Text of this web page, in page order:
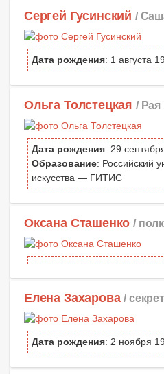
Сергей Гусинский /
Дата рождения: 1 августа
Ольга Толстецкая / Рая
Дата рождения: 29
Образование: Российский
искусства — ГИТИС
Оксана Сташенко /
Елена Захарова /
Дата рождения: 2 ноября